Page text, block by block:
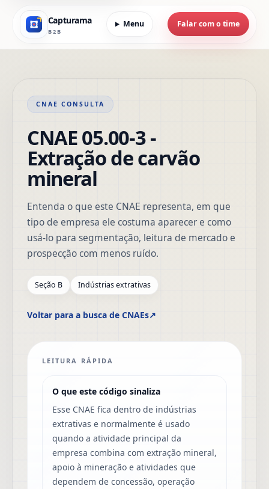
Capturama
B2B
Menu Falar com o time
CNAE CONSULTA
CNAE 05.00-3 -
Extração de carvão
mineral
Entenda o que este CNAE representa, em que
tipo de empresa ele costuma aparecer e como
usá-lo para segmentação, leitura de mercado e
prospecção com menos ruído.
Seção B Indústrias extrativas
Voltar para a busca de CNAEs↗
LEITURA RÁPIDA
O que este código sinaliza
Esse CNAE fica dentro de indústrias
extrativas e normalmente é usado
quando a atividade principal da
empresa combina com extração mineral,
apoio à mineração e atividades que
dependem de concessão, operação